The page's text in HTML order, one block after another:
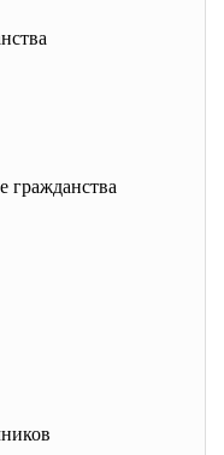
гражданства